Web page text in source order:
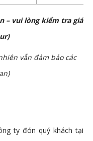
– vui lòng kiểm tra giá
vẫn đảm bảo các
ty đón quý khách tại